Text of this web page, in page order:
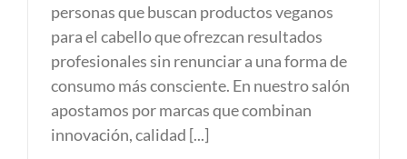
personas que buscan productos veganos
para el cabello que ofrezcan resultados
profesionales sin renunciar a una forma de
consumo más consciente. En nuestro salón
apostamos por marcas que combinan
innovación, calidad [...]